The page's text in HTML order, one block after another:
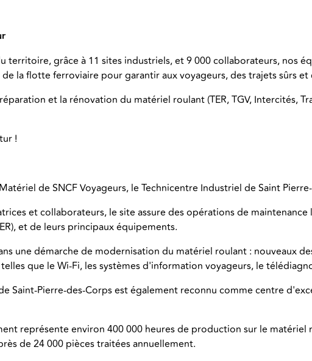
territoire, grâce à 11 sites industriels, et 9 000 collaborateurs, nos
la flotte ferroviaire pour garantir aux voyageurs, des trajets sûrs
et la rénovation du matériel roulant (TER, TGV, Intercités,
!
de SNCF Voyageurs, le Technicentre Industriel de Saint
et collaborateurs, le site assure des opérations de
et de leurs principaux équipements.
une démarche de modernisation du matériel roulant : nouveaux
que le Wi-Fi, les systèmes d'information voyageurs, le
Saint-Pierre-des-Corps est également reconnu comme centre
représente environ 400 000 heures de production sur le
de 24 000 pièces traitées annuellement.